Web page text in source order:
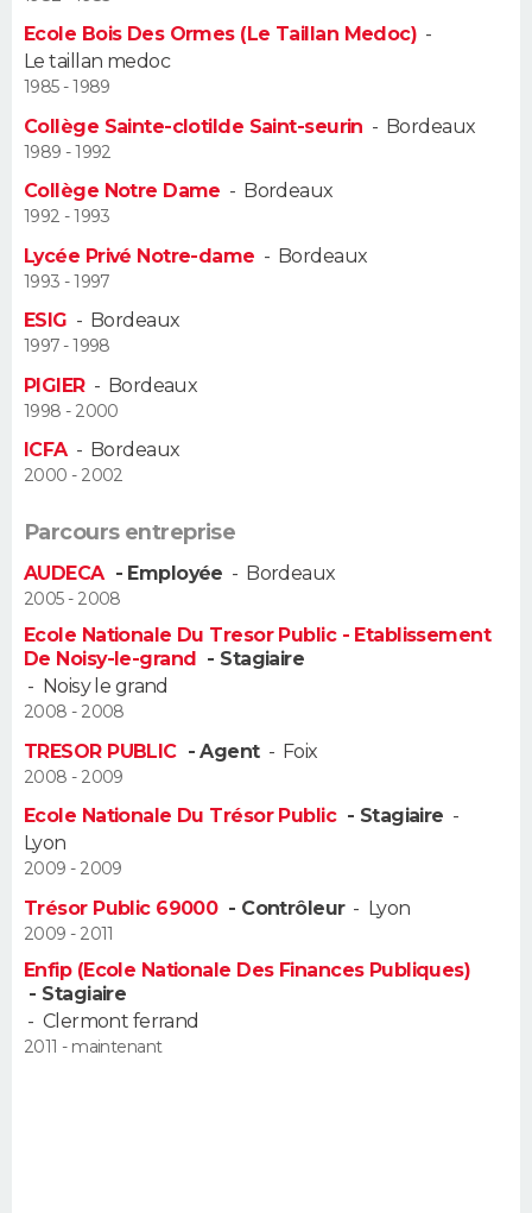
Alimentation
Guide de la santé
Maladies
Médicaments
Sommeil
VOYAGE
BONS PLANS
CARTE DE VOEUX
Carte de Noël
Carte Bonne année
Carte Saint-Valentin
Carte Pâques
Carte d'anniversaire
DICTIONNAIRE
Dictionnaire
Biographies
Citations
Expressions
Proverbes
PROGRAMME TV
COPAINS D'AVANT
Bricolage
Lifestyle
Culture
Sport
Auto
Television
Voyage
Cinema
Ecole Bois Des Ormes (Le Taillan Medoc) -
Le taillan medoc
1985 - 1989
Collège Sainte-clotilde Saint-seurin - Bordeaux
1989 - 1992
Collège Notre Dame - Bordeaux
1992 - 1993
Lycée Privé Notre-dame - Bordeaux
1993 - 1997
ESIG - Bordeaux
1997 - 1998
PIGIER- Bordeaux
1998 - 2000
ICFA- Bordeaux
2000 - 2002
Parcours entreprise
AUDECA - Employée - Bordeaux
2005 - 2008
Ecole Nationale Du Tresor Public - Etablissement
De Noisy-le-grand
- Stagiaire
- Noisy le grand
2008 - 2008
TRESOR PUBLIC - Agent- Foix
2008 - 2009
Ecole Nationale Du Trésor Public - Stagiaire -
Lyon
2009 - 2009
Trésor Public 69000 - Contrôleur- Lyon
2009 - 2011
Enfip (Ecole Nationale Des Finances Publiques)
- Stagiaire
- Clermont ferrand
2011 - maintenant